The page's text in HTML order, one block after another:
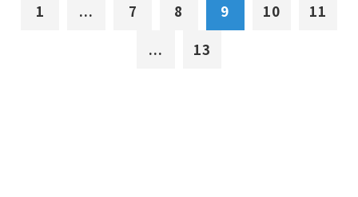
1 ... 7 8 9 10
11
...
13